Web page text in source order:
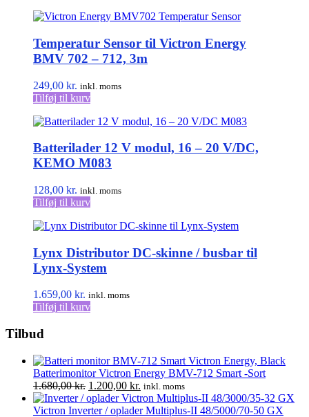
Temperatur Sensor til Victron Energy
BMV 702 – 712, 3m
249,00 kr. inkl. moms
Tilføj til kurv
Batterilader 12 V modul, 16 – 20 V/DC,
KEMO M083
128,00 kr. inkl. moms
Tilføj til kurv
Lynx Distributor DC-skinne / busbar til
Lynx-System
1.659,00 kr. inkl. moms
Tilføj til kurv
Tilbud
Batterimonitor Victron Energy BMV-712 Smart -Sort
1.680,00kr. Den
oprindelige
pris
1.200,00 kr. Den
aktuelle
pris
inkl. moms
Victron Inverter / oplader Multiplus-II 48/5000/70-50 GX